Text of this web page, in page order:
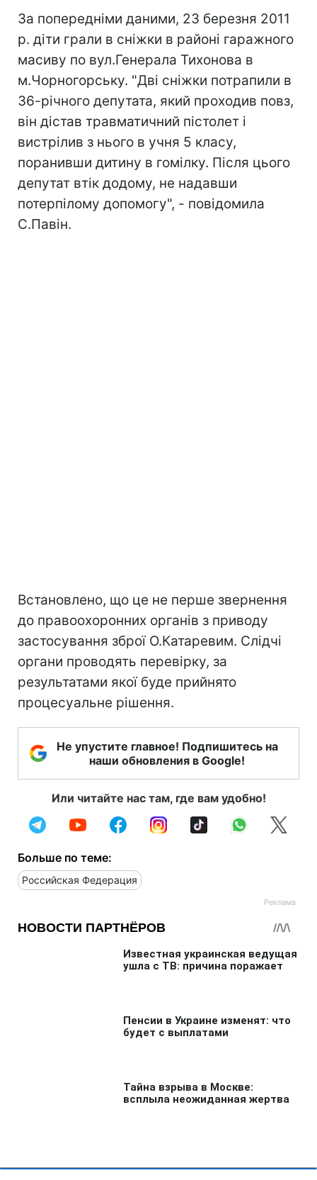
За попередніми даними, 23 березня 2011
р. діти грали в сніжки в районі гаражного
масиву по вул.Генерала Тихонова в
м.Чорногорську. "Дві сніжки потрапили в
36-річного депутата, який проходив повз,
він дістав травматичний пістолет і
вистрілив з нього в учня 5 класу,
поранивши дитину в гомілку. Після цього
депутат втік додому, не надавши
потерпілому допомогу", - повідомила
С.Павін.
Встановлено, що це не перше звернення
до правоохоронних органів з приводу
застосування зброї О.Катаревим. Слідчі
органи проводять перевірку, за
результатами якої буде прийнято
процесуальне рішення.
Не упустите главное! Подпишитесь на
наши обновления в Google!
Или читайте нас там, где вам удобно!
Больше по теме:
Российская Федерация